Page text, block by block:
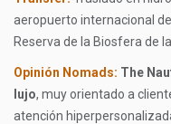
aeropuerto internacional
Reserva de la Biosfera de la
Opinión Nomads: The
lujo, muy orientado a
atención